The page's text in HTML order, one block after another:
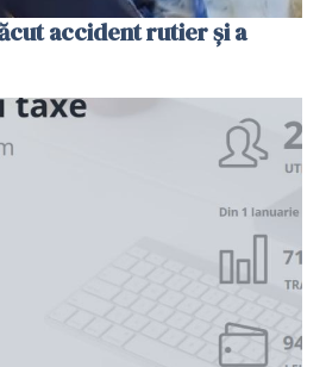
accident rutier și a